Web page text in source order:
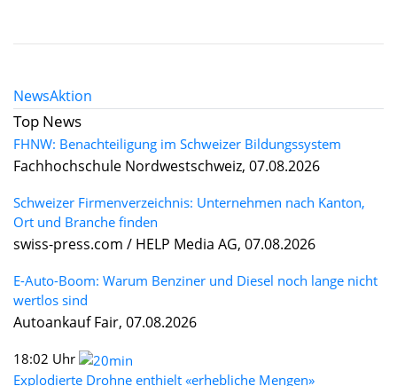
NewsAktion
Top News
FHNW: Benachteiligung im Schweizer Bildungssystem
Fachhochschule Nordwestschweiz, 07.08.2026
Schweizer Firmenverzeichnis: Unternehmen nach Kanton,
Ort und Branche finden
swiss-press.com / HELP Media AG, 07.08.2026
E-Auto-Boom: Warum Benziner und Diesel noch lange nicht
wertlos sind
Autoankauf Fair, 07.08.2026
18:02 Uhr
Explodierte Drohne enthielt «erhebliche Mengen»